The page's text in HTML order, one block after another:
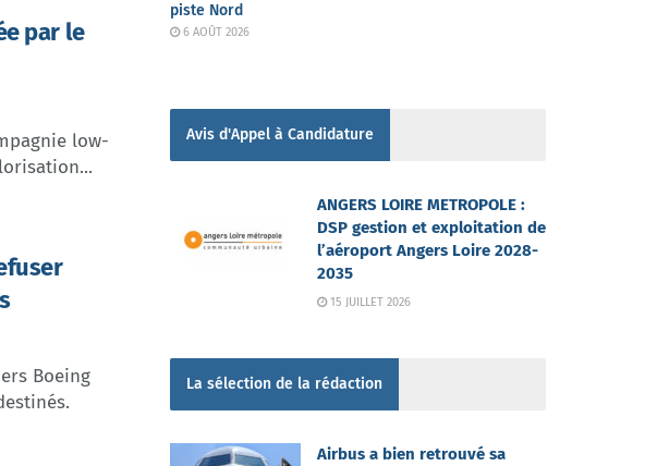
par le
low-
Boeing
piste Nord
6 AOÛT 2026
Avis d'Appel à Candidature
ANGERS LOIRE METROPOLE :
DSP gestion et exploitation de
l’aéroport Angers Loire 2028-
2035
15 JUILLET 2026
La sélection de la rédaction
Airbus a bien retrouvé sa